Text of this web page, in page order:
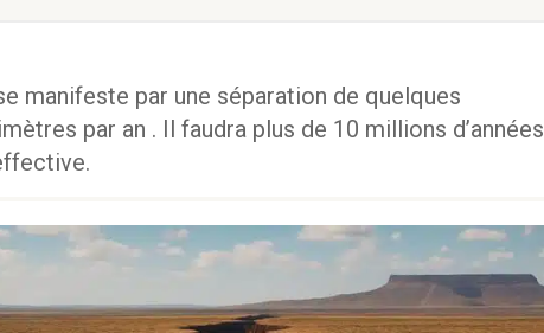
manifeste par une séparation de quelques
par an . Il faudra plus de 10 millions d’années